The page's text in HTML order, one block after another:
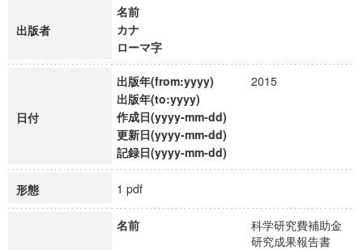
出版者
名前
カナ
ローマ字
日付
出版年(from:yyyy)
2015
出版年(to:yyyy)
作成日(yyyy-mm-dd)
更新日(yyyy-mm-dd)
記録日(yyyy-mm-dd)
形態 1 pdf
名前
科学研究費補助金
研究成果報告書